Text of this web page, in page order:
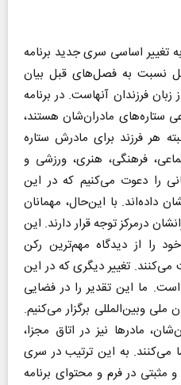
به تغییر اساسی سری جدید برنامه
نسبت به فصل‌های قبل بیان
فرزندان آنهاست. در برنامه
ستاره‌های مادران‌شان هستند،
هر فرزند برای مادرش ستاره
فرهنگی، هنری، ورزشی و
را دعوت می‌کنیم که در این
داده‌اند. با این‌حال، مهمانان
درمرکز توجه قرار دارند. این
را از دیدگاه مهم‌ترین رکن
تغییر دیگری که در این
ما این تقدیر را در فضایی
ملی وبین‌المللی برگزار می‌کنیم.
مادرها نیز در اتاق مجزا،
می‌کنند. به این ترتیب در سری
مثبتی در فرم و محتوای برنامه